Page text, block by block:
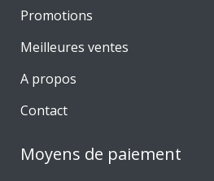
Promotions
Meilleures ventes
A propos
Contact
Moyens de paiement